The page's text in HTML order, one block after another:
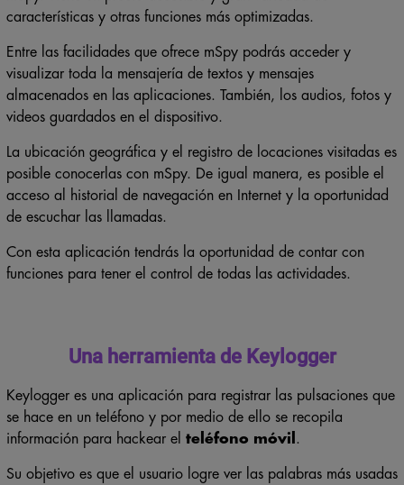
características y otras funciones más optimizadas.
Entre las facilidades que ofrece mSpy podrás acceder y
visualizar toda la mensajería de textos y mensajes
almacenados en las aplicaciones. También, los audios, fotos y
videos guardados en el dispositivo.
La ubicación geográfica y el registro de locaciones visitadas es
posible conocerlas con mSpy. De igual manera, es posible el
acceso al historial de navegación en Internet y la oportunidad
de escuchar las llamadas.
Con esta aplicación tendrás la oportunidad de contar con
funciones para tener el control de todas las actividades.
Una herramienta de Keylogger
Keylogger es una aplicación para registrar las pulsaciones que
se hace en un teléfono y por medio de ello se recopila
información para hackear el teléfono móvil .
Su objetivo es que el usuario logre ver las palabras más usadas